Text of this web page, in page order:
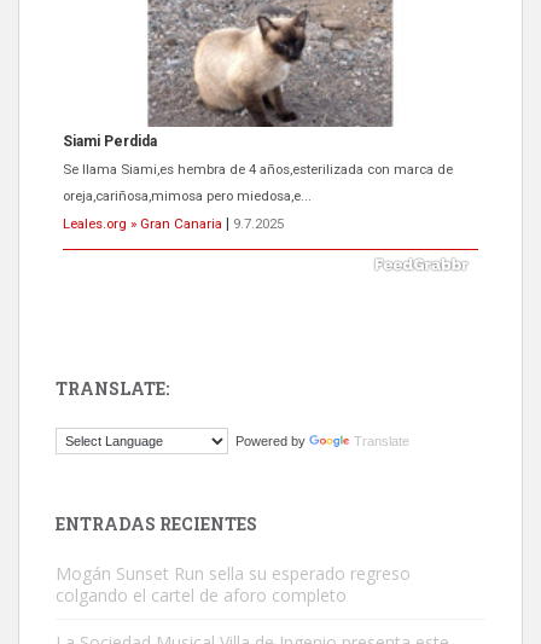
Siami Perdida
Se llama Siami,es hembra de 4 años,esterilizada con marca de
oreja,cariñosa,mimosa pero miedosa,e...
Leales.org » Gran Canaria
9.7.2025
El ayuntamiento se va a llevar a Los Gatos callejeros de la zona los
TRANSLATE:
Powered by Translate
ENTRADAS RECIENTES
Mogán Sunset Run sella su esperado regreso
colgando el cartel de aforo completo